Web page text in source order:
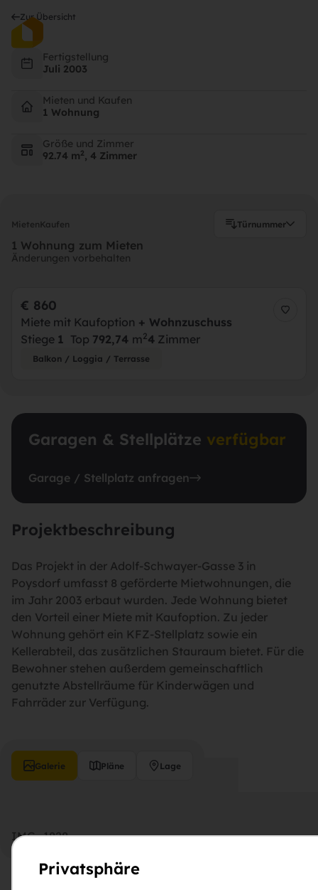
Wohnungen
Adolf Schwayer-Gasse 3, 2170 Poysdorf
Wohnungen
Adolf Schwayer-Gasse 3, 2170 Poysdorf
Wohnungen
Adolf Schwayer-Gasse 3, 2170 Poysdorf
Zur Übersicht
Fertigstellung
Juli 2003
Mieten und Kaufen
1 Wohnung
Größe und Zimmer
92.74 m2, 4 Zimmer
1 Wohnung zum Mieten
Änderungen vorbehalten
Mieten Kaufen Türnummer
Stiege 1 Top 792,74 m24 Zimmer
Balkon / Loggia / Terrasse
Miete mit Kaufoption + Wohnzuschuss
€ 860
Garagen & Stellplätze verfügbar
Garage / Stellplatz anfragen
Projektbeschreibung
Das Projekt in der Adolf-Schwayer-Gasse 3 in
Poysdorf umfasst 8 geförderte Mietwohnungen, die
im Jahr 2003 erbaut wurden. Jede Wohnung bietet
den Vorteil einer Miete mit Kaufoption. Zu jeder
Wohnung gehört ein KFZ-Stellplatz sowie ein
Kellerabteil, das zusätzlichen Stauraum bietet. Für die
Bewohner stehen außerdem gemeinschaftlich
genutzte Abstellräume für Kinderwägen und
Fahrräder zur Verfügung.
Galerie Pläne Lage
IMG_1828
Privatsphäre